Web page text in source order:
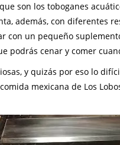
son los toboganes
además, con diferentes
con un pequeño
podrás cenar y comer
y quizás por eso lo
mexicana de Los